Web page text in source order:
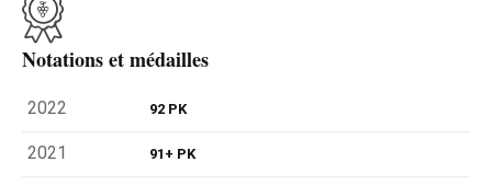
Notations et médailles
2022 92 PK
2021 91+ PK